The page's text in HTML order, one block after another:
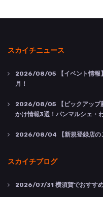
スカイチニュース
2026/08/05 【イベント情
月！
2026/08/05 【ピックアッ
かけ情報3選！パンマルシェ・
2026/08/04 【新規登録店
スカイチブログ
2026/07/31 横須賀でおすす